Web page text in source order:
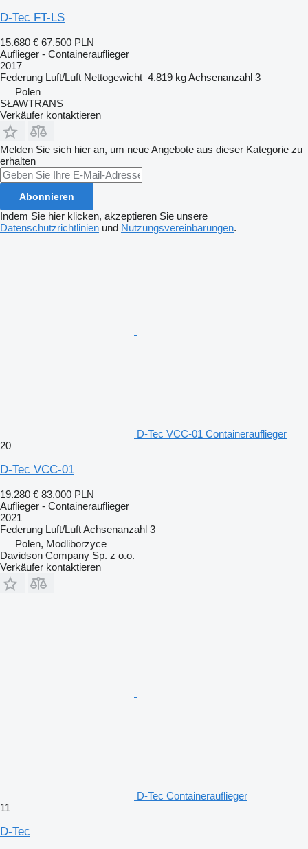
D-Tec FT-LS
15.680 € 67.500 PLN
Auflieger - Containerauflieger
2017
Federung Luft/Luft Nettogewicht 4.819 kgAchsenanzahl 3
Polen
SŁAWTRANS
Verkäufer kontaktieren
Melden Sie sich hier an, um neue Angebote aus dieser Kategorie zu
erhalten
Abonnieren
Indem Sie hier klicken, akzeptieren Sie unsere
Datenschutzrichtlinien und Nutzungsvereinbarungen.
D-Tec VCC-01 Containerauflieger
20
D-Tec VCC-01
19.280 € 83.000 PLN
Auflieger - Containerauflieger
2021
Federung Luft/LuftAchsenanzahl 3
Polen, Modliborzyce
Davidson Company Sp. z o.o.
Verkäufer kontaktieren
D-Tec Containerauflieger
11
D-Tec